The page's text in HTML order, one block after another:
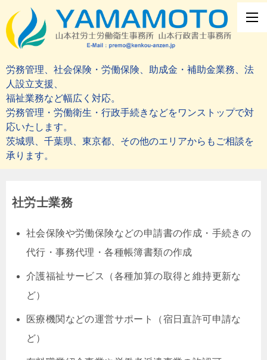
労務管理、社会保険・労働保険、助成金・補助金業務、法
人設立支援、
福祉業務など幅広く対応。
労務管理・労働衛生・行政手続きなどをワンストップで対
応いたします。
茨城県、千葉県、東京都、その他のエリアからもご相談を
承ります。
社労士業務
社会保険や労働保険などの申請書の作成・手続きの
代行・事務代理・各種帳簿書類の作成
介護福祉サービス（各種加算の取得と維持更新な
ど）
医療機関などの運営サポート（宿日直許可申請な
ど）